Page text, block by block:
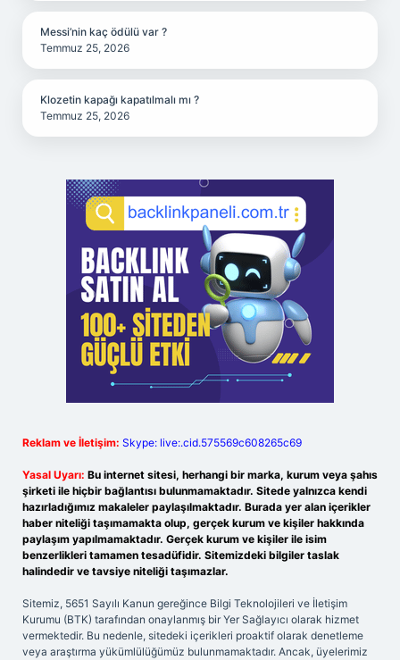
Messi’nin kaç ödülü var ?
Temmuz 25, 2026
Klozetin kapağı kapatılmalı mı ?
Temmuz 25, 2026
Reklam ve İletişim: Skype: live:.cid.575569c608265c69
Yasal Uyarı: Bu internet sitesi, herhangi bir marka, kurum veya şahıs
şirketi ile hiçbir bağlantısı bulunmamaktadır. Sitede yalnızca kendi
hazırladığımız makaleler paylaşılmaktadır. Burada yer alan içerikler
haber niteliği taşımamakta olup, gerçek kurum ve kişiler hakkında
paylaşım yapılmamaktadır. Gerçek kurum ve kişiler ile isim
benzerlikleri tamamen tesadüfidir. Sitemizdeki bilgiler taslak
halindedir ve tavsiye niteliği taşımazlar.
Sitemiz, 5651 Sayılı Kanun gereğince Bilgi Teknolojileri ve İletişim
Kurumu (BTK) tarafından onaylanmış bir Yer Sağlayıcı olarak hizmet
vermektedir. Bu nedenle, sitedeki içerikleri proaktif olarak denetleme
veya araştırma yükümlülüğümüz bulunmamaktadır. Ancak, üyelerimiz